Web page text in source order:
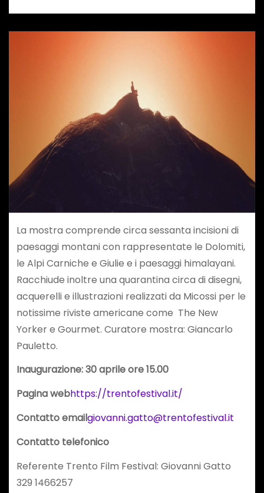
La mostra comprende circa sessanta incisioni di
paesaggi montani con rappresentate le Dolomiti,
le Alpi Carniche e Giulie e i paesaggi himalayani.
Racchiude inoltre una quarantina circa di disegni,
acquerelli e illustrazioni realizzati da Micossi per le
notissime riviste americane come The New
Yorker e Gourmet. Curatore mostra: Giancarlo
Pauletto.
Inaugurazione: 30 aprile ore 15.00
Pagina webhttps://trentofestival.it/
Contatto emailgiovanni.gatto@trentofestival.it
Contatto telefonico
Referente Trento Film Festival: Giovanni Gatto
329 1466257